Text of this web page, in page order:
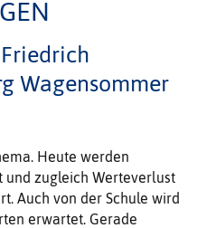
Wagensommer
Heute werden
und zugleich Werteverlust
Auch von der Schule wird
erwartet. Gerade